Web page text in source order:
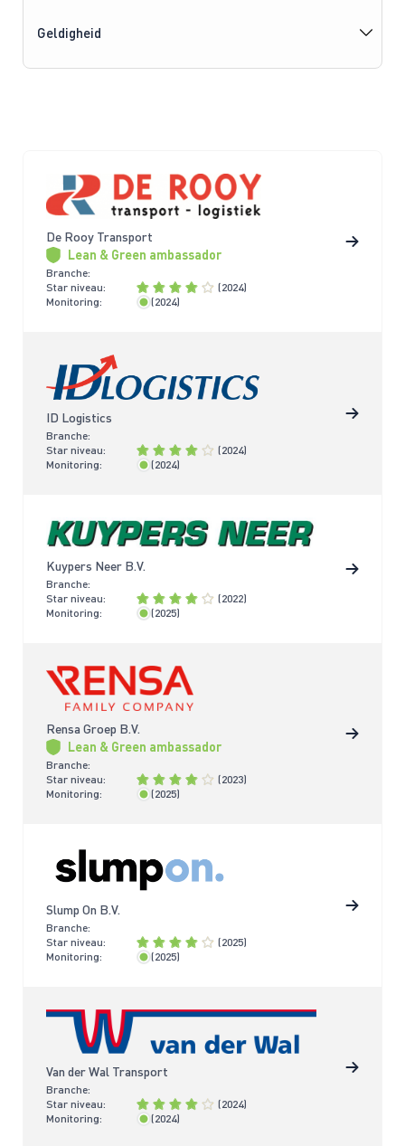
Geldigheid
De Rooy Transport
Lean & Green ambassador
Branche:
Star niveau:
(2024)
Monitoring:
< 2 jaar
(2024)
ID Logistics
Branche:
Star niveau:
(2024)
Monitoring:
< 2 jaar
(2024)
Kuypers Neer B.V.
Branche:
Star niveau:
(2022)
Monitoring:
< 2 jaar
(2025)
Rensa Groep B.V.
Lean & Green ambassador
Branche:
Star niveau:
(2023)
Monitoring:
< 2 jaar
(2025)
Slump On B.V.
Branche:
Star niveau:
(2025)
Monitoring:
< 2 jaar
(2025)
Van der Wal Transport
Branche:
Star niveau:
(2024)
Monitoring:
< 2 jaar
(2024)